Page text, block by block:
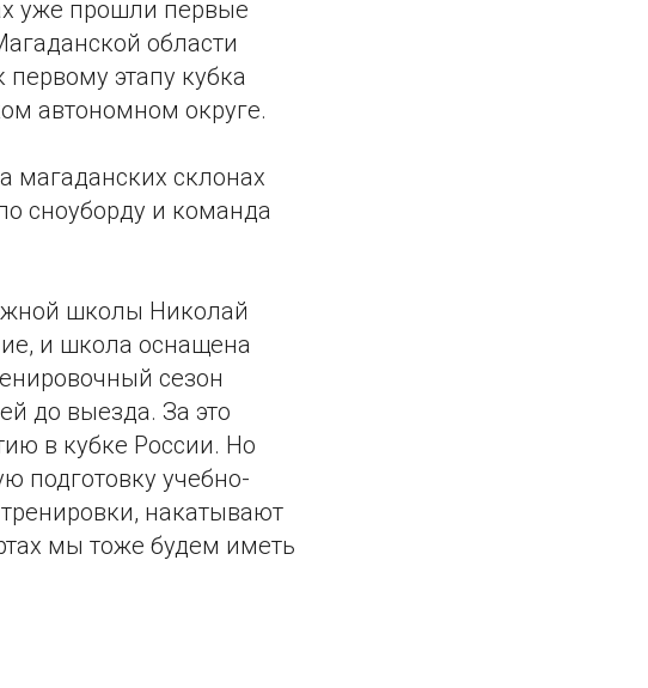
уже прошли первые
области
первому этапу кубка
автономном округе.
магаданских склонах
сноуборду и команда
школы Николай
и школа оснащена
сезон
до выезда. За это
в кубке России. Но
подготовку учебно-
накатывают
мы тоже будем иметь